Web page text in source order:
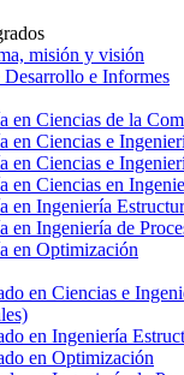
misión y visión
Desarrollo e Informes
en Ciencias de la
en Ciencias e
en Ciencias e
en Ciencias en
en Ingeniería
en Ingeniería de
en Optimización
en Ciencias e
en Ingeniería
en Optimización